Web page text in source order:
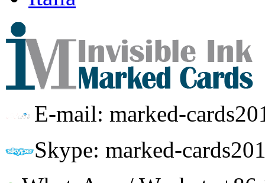
E-mail: marked-
Skype: marked-